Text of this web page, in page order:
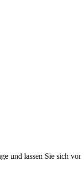
und lassen Sie sich